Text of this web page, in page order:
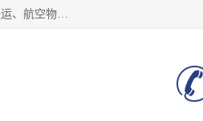
徐州福宝来物流有限公司专业从事机场航空货运、机场快递,航空快递、航空货运、宠物托运、航空加急件、航空快运、航空物流、航空托运、空运当日达等业务。